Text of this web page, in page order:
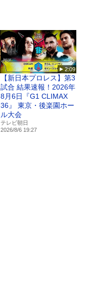
2:09
【新日本プロレス】第3
試合 結果速報！2026年
8月6日『G1 CLIMAX
36』 東京・後楽園ホー
ル大会
テレビ朝日
2026/8/6 19:27